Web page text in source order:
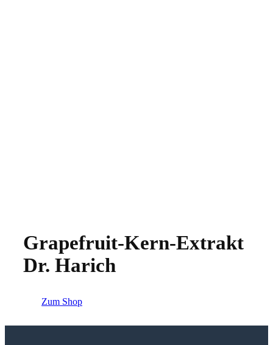
Grapefruit-Kern-Extrakt
Dr. Harich
Zum Shop